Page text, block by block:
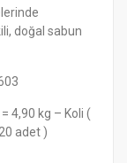
doğal sabun
4,90 kg – Koli (
adet )